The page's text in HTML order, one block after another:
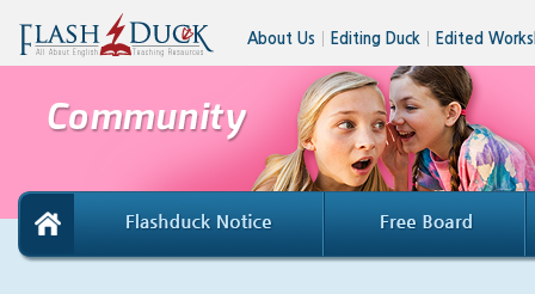
About Us Editing Duck Edited